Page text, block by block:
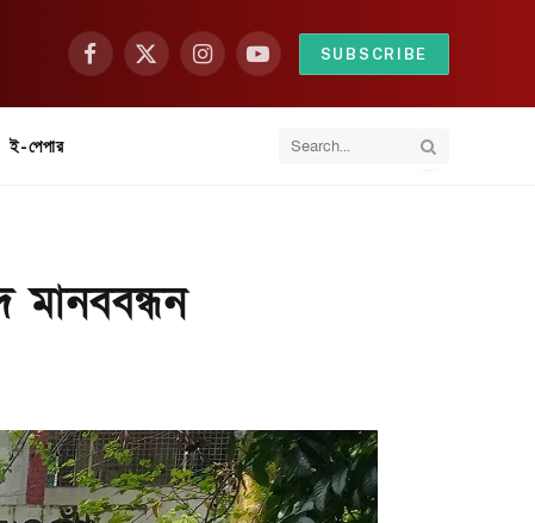
Facebook
X
InstagramYouTubeSUBSCRIBE
ই-পেপার
মানববন্ধন